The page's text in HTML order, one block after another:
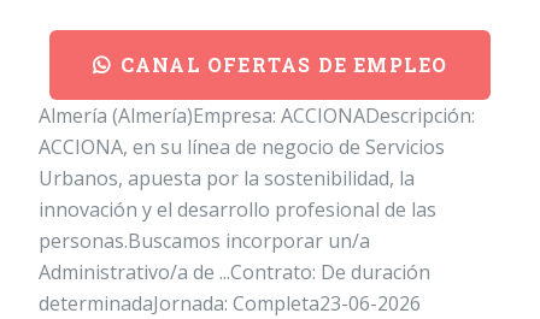
CANAL OFERTAS DE EMPLEO
Almería (Almería)Empresa: ACCIONADescripción:
ACCIONA, en su línea de negocio de Servicios
Urbanos, apuesta por la sostenibilidad, la
innovación y el desarrollo profesional de las
personas.Buscamos incorporar un/a
Administrativo/a de ...Contrato: De duración
determinadaJornada: Completa23-06-2026